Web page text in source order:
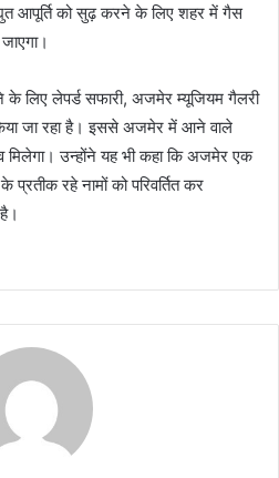
आपूर्ति को सुढ़ करने के लिए शहर में गैस
के लिए लेपर्ड सफारी, अजमेर म्यूजियम गैलरी
जा रहा है। इससे अजमेर में आने वाले
उन्होंने यह भी कहा कि अजमेर एक
रहे नामों को परिवर्तित कर